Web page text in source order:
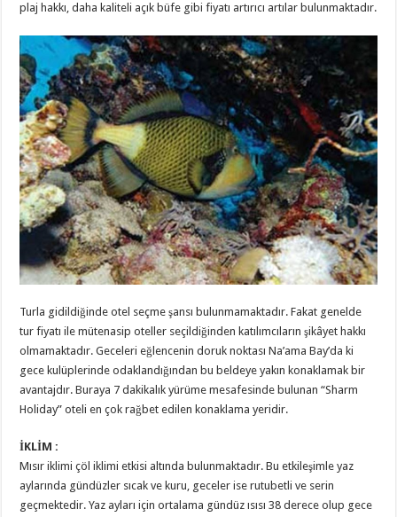
plaj hakkı, daha kaliteli açık büfe gibi fiyatı artırıcı artılar bulunmaktadır.
Turla gidildiğinde otel seçme şansı bulunmamaktadır. Fakat genelde
tur fiyatı ile mütenasip oteller seçildiğinden katılımcıların şikâyet hakkı
olmamaktadır. Geceleri eğlencenin doruk noktası Na’ama Bay’da ki
gece kulüplerinde odaklandığından bu beldeye yakın konaklamak bir
avantajdır. Buraya 7 dakikalık yürüme mesafesinde bulunan “Sharm
Holiday” oteli en çok rağbet edilen konaklama yeridir.
İKLİM :
Mısır iklimi çöl iklimi etkisi altında bulunmaktadır. Bu etkileşimle yaz
aylarında gündüzler sıcak ve kuru, geceler ise rutubetli ve serin
geçmektedir. Yaz ayları için ortalama gündüz ısısı 38 derece olup gece